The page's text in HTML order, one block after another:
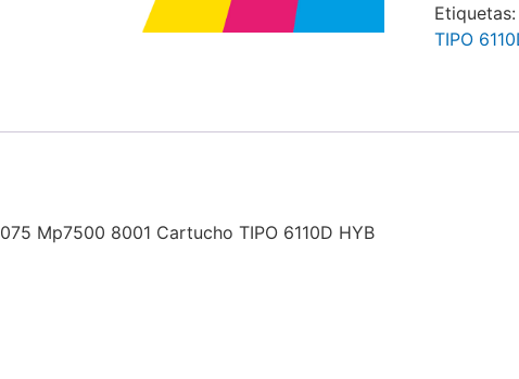
Etiquetas:
TIPO
Mp7500 8001 Cartucho TIPO 6110D HYB